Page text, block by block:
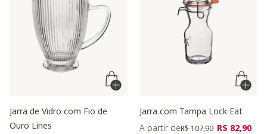
Jarra de Vidro com Fio de
Ouro Lines
Jarra com Tampa Lock Eat
A partir dePreço reduzido de
R$ 107,90 para
R$ 82,90